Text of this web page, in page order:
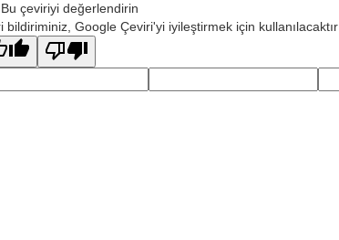
Bu çeviriyi değerlendirin
bildiriminiz, Google Çeviri'yi iyileştirmek için kullanılacaktır